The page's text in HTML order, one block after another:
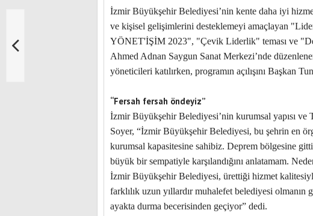
İzmir Büyükşehir Belediyesi’nin kente daha iyi
ve kişisel gelişimlerini desteklemeyi amaçlayan
YÖNET'İŞİM 2023", "Çevik Liderlik" teması ve
Ahmed Adnan Saygun Sanat Merkezi’nde
yöneticileri katılırken, programın açılışını Başkan
“Fersah fersah öndeyiz”
İzmir Büyükşehir Belediyesi’nin kurumsal yapısı ve
Soyer, “İzmir Büyükşehir Belediyesi, bu şehrin en
kurumsal kapasitesine sahibiz. Deprem bölgesine
büyük bir sempatiyle karşılandığını anlatamam.
İzmir Büyükşehir Belediyesi, ürettiği hizmet
farklılık uzun yıllardır muhalefet belediyesi
ayakta durma becerisinden geçiyor” dedi.